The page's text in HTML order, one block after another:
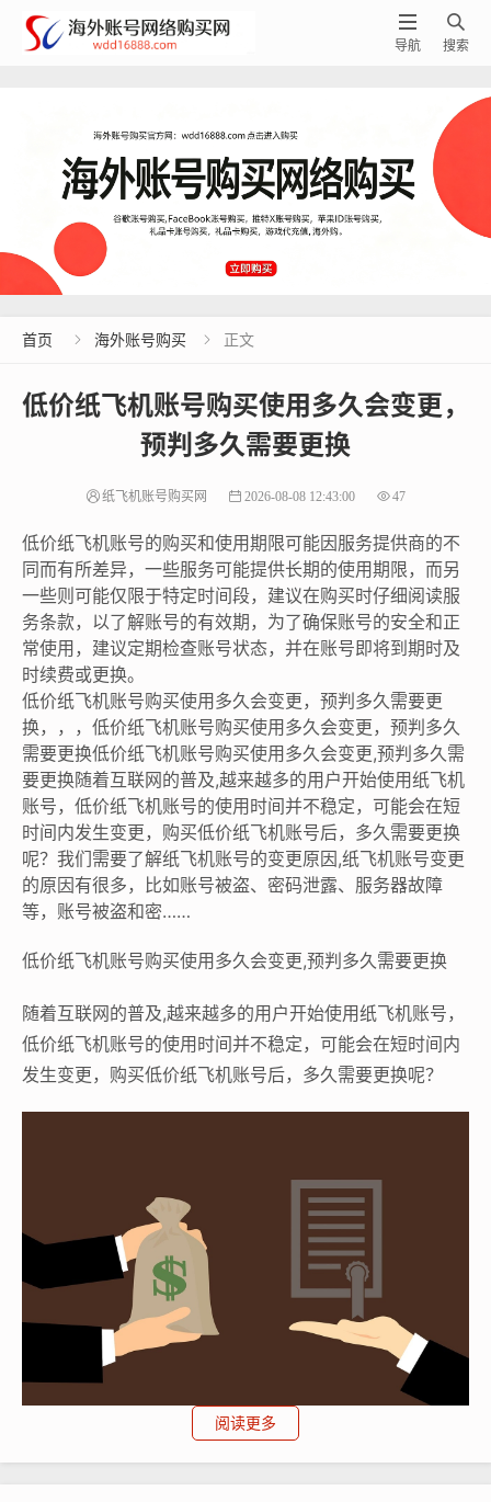

搜索

导航
首页  海外账号购买  正文
低价纸飞机账号购买使用多久会变更，
预判多久需要更换
纸飞机账号购买网 2026-08-08 12:43:00 47
低价纸飞机账号的购买和使用期限可能因服务提供商的不
同而有所差异，一些服务可能提供长期的使用期限，而另
一些则可能仅限于特定时间段，建议在购买时仔细阅读服
务条款，以了解账号的有效期，为了确保账号的安全和正
常使用，建议定期检查账号状态，并在账号即将到期时及
时续费或更换。
低价纸飞机账号购买使用多久会变更，预判多久需要更
换，，，低价纸飞机账号购买使用多久会变更，预判多久
需要更换低价纸飞机账号购买使用多久会变更,预判多久需
要更换随着互联网的普及,越来越多的用户开始使用纸飞机
账号，低价纸飞机账号的使用时间并不稳定，可能会在短
时间内发生变更，购买低价纸飞机账号后，多久需要更换
呢？我们需要了解纸飞机账号的变更原因,纸飞机账号变更
的原因有很多，比如账号被盗、密码泄露、服务器故障
等，账号被盗和密……
低价纸飞机账号购买使用多久会变更,预判多久需要更换
随着互联网的普及,越来越多的用户开始使用纸飞机账号，
低价纸飞机账号的使用时间并不稳定，可能会在短时间内
发生变更，购买低价纸飞机账号后，多久需要更换呢？
阅读更多